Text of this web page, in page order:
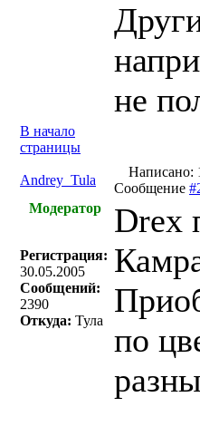
не
В начало
страницы
Andrey_Tula
Написано:
Сообщение
Модератор
Регистрация:
30.05.2005
Сообщений:
2390
Откуда: Тула
Drex
по